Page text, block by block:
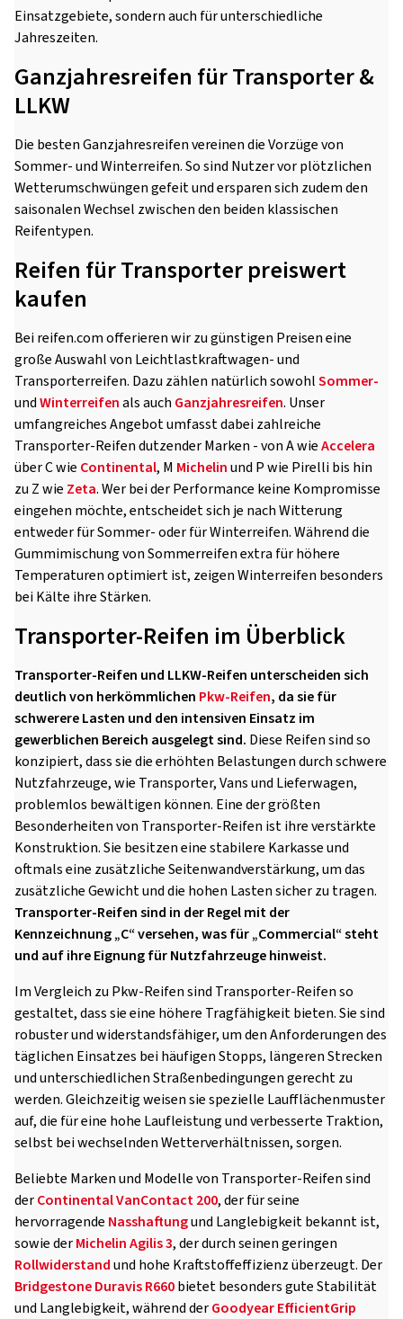
Einsatzgebiete, sondern auch für unterschiedliche
Jahreszeiten.
Ganzjahresreifen für Transporter &
LLKW
Die besten Ganzjahresreifen vereinen die Vorzüge von
Sommer- und Winterreifen. So sind Nutzer vor plötzlichen
Wetterumschwüngen gefeit und ersparen sich zudem den
saisonalen Wechsel zwischen den beiden klassischen
Reifentypen.
Reifen für Transporter preiswert
kaufen
Bei reifen.com offerieren wir zu günstigen Preisen eine
große Auswahl von Leichtlastkraftwagen- und
Transporterreifen. Dazu zählen natürlich sowohlSommer-
undWinterreifenals auch Ganzjahresreifen. Unser
umfangreiches Angebot umfasst dabei zahlreiche
Transporter-Reifen dutzender Marken - von A wieAccelera
über C wie Continental, M Michelinund P wie Pirelli bis hin
zu Z wie Zeta. Wer bei der Performance keine Kompromisse
eingehen möchte, entscheidet sich je nach Witterung
entweder für Sommer- oder für Winterreifen. Während die
Gummimischung von Sommerreifen extra für höhere
Temperaturen optimiert ist, zeigen Winterreifen besonders
bei Kälte ihre Stärken.
Transporter-Reifen im Überblick
Transporter-Reifen und LLKW-Reifen unterscheiden sich
deutlich von herkömmlichen Pkw-Reifen, da sie für
schwerere Lasten und den intensiven Einsatz im
gewerblichen Bereich ausgelegt sind. Diese Reifen sind so
konzipiert, dass sie die erhöhten Belastungen durch schwere
Nutzfahrzeuge, wie Transporter, Vans und Lieferwagen,
problemlos bewältigen können. Eine der größten
Besonderheiten von Transporter-Reifen ist ihre verstärkte
Konstruktion. Sie besitzen eine stabilere Karkasse und
oftmals eine zusätzliche Seitenwandverstärkung, um das
zusätzliche Gewicht und die hohen Lasten sicher zu tragen.
Transporter-Reifen sind in der Regel mit der
Kennzeichnung „C“ versehen, was für „Commercial“ steht
und auf ihre Eignung für Nutzfahrzeuge hinweist.
Im Vergleich zu Pkw-Reifen sind Transporter-Reifen so
gestaltet, dass sie eine höhere Tragfähigkeit bieten. Sie sind
robuster und widerstandsfähiger, um den Anforderungen des
täglichen Einsatzes bei häufigen Stopps, längeren Strecken
und unterschiedlichen Straßenbedingungen gerecht zu
werden. Gleichzeitig weisen sie spezielle Laufflächenmuster
auf, die für eine hohe Laufleistung und verbesserte Traktion,
selbst bei wechselnden Wetterverhältnissen, sorgen.
Beliebte Marken und Modelle von Transporter-Reifen sind
derContinental VanContact 200, der für seine
hervorragende Nasshaftungund Langlebigkeit bekannt ist,
sowie derMichelin Agilis 3, der durch seinen geringen
Rollwiderstandund hohe Kraftstoffeffizienz überzeugt. Der
Bridgestone Duravis R660bietet besonders gute Stabilität
und Langlebigkeit, während derGoodyear EfficientGrip